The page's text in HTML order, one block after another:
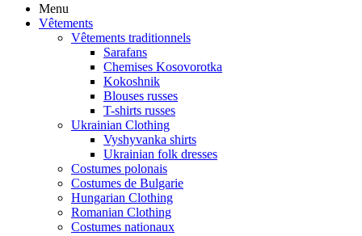
Menu
Vêtements
Vêtements traditionnels
Sarafans
Chemises Kosovorotka
Kokoshnik
Blouses russes
T-shirts russes
Ukrainian Clothing
Vyshyvanka shirts
Ukrainian folk dresses
Costumes polonais
Costumes de Bulgarie
Hungarian Clothing
Romanian Clothing
Costumes nationaux